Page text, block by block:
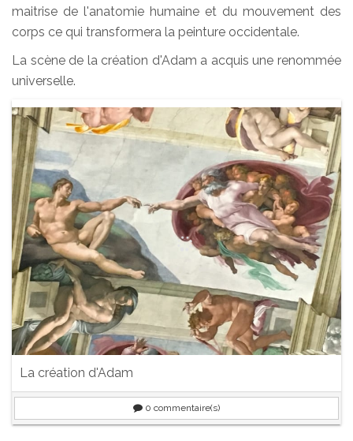
maitrise de l'anatomie humaine et du mouvement des
corps ce qui transformera la peinture occidentale.
La scène de la création d'Adam a acquis une renommée
universelle.
La création d'Adam
0 commentaire(s)